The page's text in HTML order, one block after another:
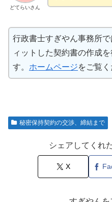
どてらいさん
行政書士すぎやん事務所
ィットした契約書の作成を
す。 ホームページをご覧く
秘密保持契約の交渉、締結まで
シェアしてくれ
X